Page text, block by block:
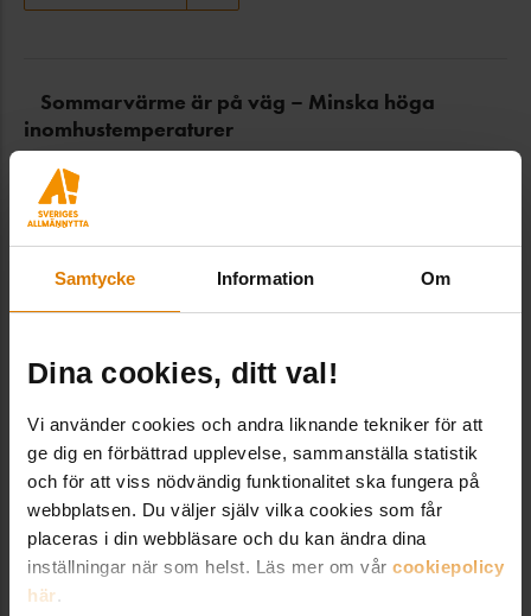
Samtycke Information Om
Dina cookies, ditt val!
Vi använder cookies och andra liknande tekniker för att
ge dig en förbättrad upplevelse, sammanställa statistik
och för att viss nödvändig funktionalitet ska fungera på
webbplatsen. Du väljer själv vilka cookies som får
placeras i din webbläsare och du kan ändra dina
inställningar när som helst. Läs mer om vår cookiepolicy
här.
Sommarvärme är på väg – Minska höga
inomhustemperaturer
… vid behov genomföra skäliga åtgärder för att minska
höga inomhustemperaturer. Folkhälsomyndigheten
betonar också att fastighetsägare bör planera för ett
varmareklimat, exempelvis genom att se över solskydd,
ventilation och möjligheter till säker vädring. När SMHI
varnar för höga temperaturer bör …
En intensiv start på energiåret 2026
… 7-8 procent i år (med vissa lokala extrema höjningar där
prismodellerna görs om) och jag tror att nya lagkrav,
klimatanpassning och eftersatt underhåll kan innebära
höjningar på 5–10 procent även 2027. För elnät finns
fortfarande utrymme kvar i …